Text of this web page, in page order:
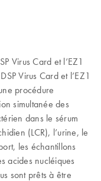
Virus Card et l’EZ1
Virus Card et l’EZ1
procédure
simultanée des
dans le sérum
(LCR), l’urine, le
les échantillons
acides nucléiques
sont prêts à être